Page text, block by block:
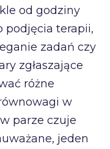
od godziny
podjęcia terapii,
zadań czy
zgłaszające
różne
w
parze czuje
jeden